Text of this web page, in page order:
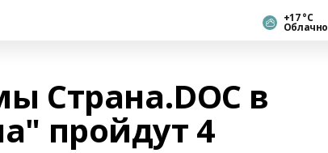
+17 °С
Облачно
Страна.DOC в
пройдут 4